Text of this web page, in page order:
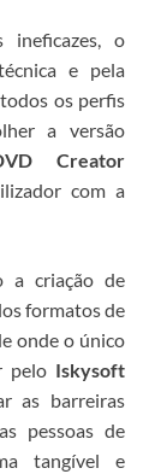
ineficazes, o
e pela
os perfis
a versão
Creator
com a
a criação de
formatos de
onde o único
pelo Iskysoft
as barreiras
pessoas de
tangível e